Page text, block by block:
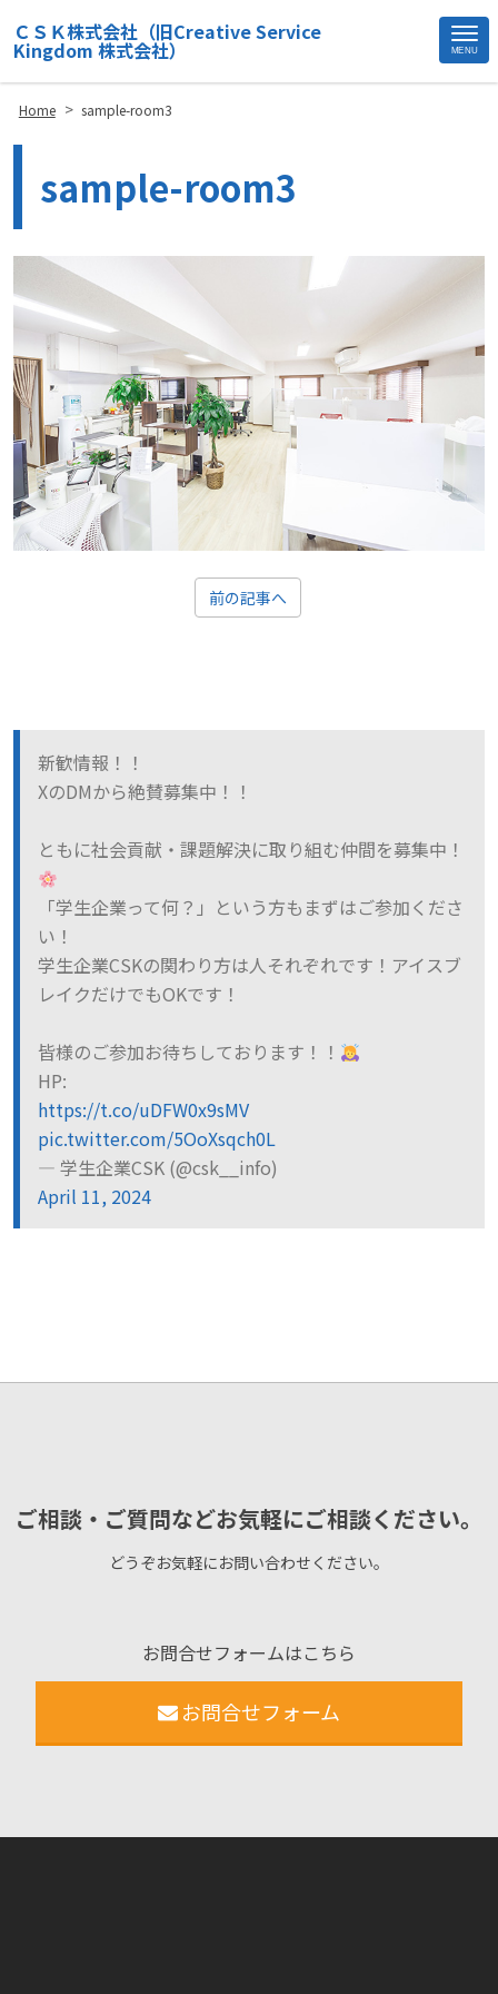
ＣＳＫ株式会社（旧Creative Service
Kingdom 株式会社） MENU
Home > sample-room3
sample-room3
前の記事へ
新歓情報！！
XのDMから絶賛募集中！！
ともに社会貢献・課題解決に取り組む仲間を募集中！
「学生企業って何？」という方もまずはご参加くださ
い！
学生企業CSKの関わり方は人それぞれです！アイスブ
レイクだけでもOKです！
皆様のご参加お待ちしております！！
HP:
https://t.co/uDFW0x9sMV
pic.twitter.com/5OoXsqch0L
— 学生企業CSK (@csk__info)
April 11, 2024
ご相談・ご質問などお気軽にご相談ください。
どうぞお気軽にお問い合わせください。
お問合せフォームはこちら
お問合せフォーム
Site
Footer